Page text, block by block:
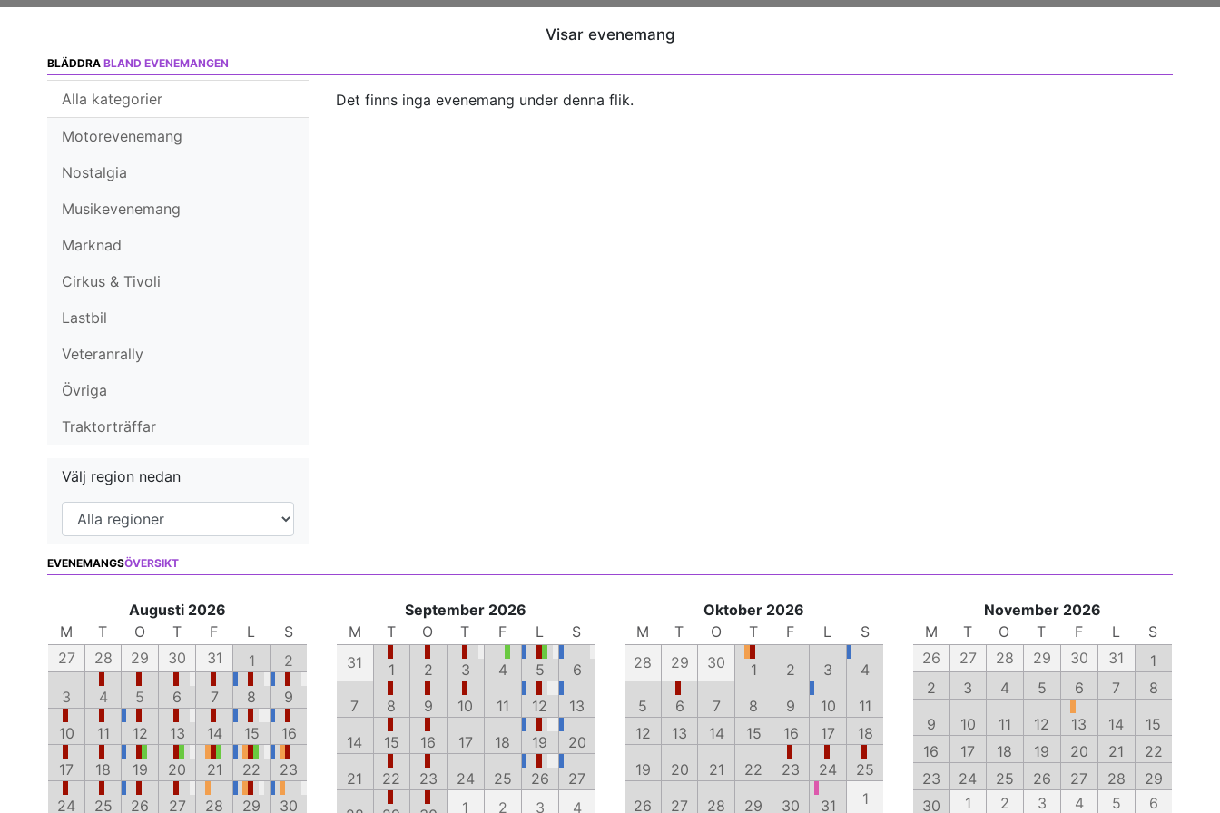
Visar evenemang
BLÄDDRA BLAND EVENEMANGEN
Alla kategorier
Motorevenemang
Nostalgia
Musikevenemang
Marknad
Cirkus & Tivoli
Lastbil
Veteranrally
Övriga
Traktorträffar
Välj region nedan
Det finns inga evenemang under denna flik.
EVENEMANGSÖVERSIKT
Augusti 2026
M
T O T F L
S
27
28 29 30 31 1
2
3
4 5 6 7 8
9
10
11 12 13 14 15
16
17
18 19 20 21 22
23
24
25 26 27 28 29 30
September 2026
M
T O T F L
S
31
1 2 3 4 5
6
7
8 9 10 11 12
13
14
15 16 17 18 19
20
21
22 23 24 25 26
27
1 2 3 4
Oktober 2026
M
T O T F L
S
28
29 30 1 2 3
4
5
6 7 8 9 10
11
12
13 14 15 16 17
18
19
20 21 22 23 24
25
26
27 28 29 30 31 1
November 2026
M
T O T F L
S
26
27 28 29 30 31
1
2
3 4 5 6 7
8
9
10 11 12 13 14
15
16
17 18 19 20 21
22
23
24 25 26 27 28
29
30
1 2 3 4 5 6